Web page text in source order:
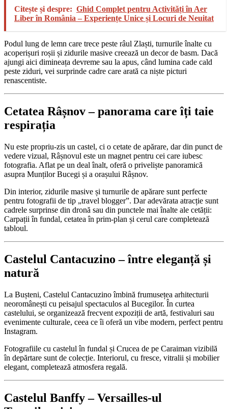
Citește și despre: Ghid Complet pentru Activități în Aer
Liber în România – Experiențe Unice și Locuri de Neuitat
Podul lung de lemn care trece peste râul Zlaști, turnurile înalte cu
acoperișuri roșii și zidurile masive creează un decor de basm. Dacă
ajungi aici dimineața devreme sau la apus, când lumina cade cald
peste ziduri, vei surprinde cadre care arată ca niște picturi
renascentiste.
Cetatea Râșnov – panorama care îți taie
respirația
Nu este propriu-zis un castel, ci o cetate de apărare, dar din punct de
vedere vizual, Râșnovul este un magnet pentru cei care iubesc
fotografia. Aflat pe un deal înalt, oferă o priveliște panoramică
asupra Munților Bucegi și a orașului Râșnov.
Din interior, zidurile masive și turnurile de apărare sunt perfecte
pentru fotografii de tip „travel blogger”. Dar adevărata atracție sunt
cadrele surprinse din dronă sau din punctele mai înalte ale cetății:
Carpații în fundal, cetatea în prim-plan și cerul care completează
tabloul.
Castelul Cantacuzino – între eleganță și
natură
La Bușteni, Castelul Cantacuzino îmbină frumusețea arhitecturii
neoromânești cu peisajul spectaculos al Bucegilor. În curtea
castelului, se organizează frecvent expoziții de artă, festivaluri sau
evenimente culturale, ceea ce îi oferă un vibe modern, perfect pentru
Instagram.
Fotografiile cu castelul în fundal și Crucea de pe Caraiman vizibilă
în depărtare sunt de colecție. Interiorul, cu fresce, vitralii și mobilier
elegant, completează atmosfera regală.
Castelul Banffy – Versailles-ul